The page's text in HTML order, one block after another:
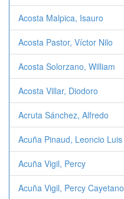
Acosta Malpica, Isauro
Acosta Pastor, Víctor Nilo
Acosta Solorzano, William
Acosta Villar, Diodoro
Acruta Sánchez, Alfredo
Acuña Pinaud, Leoncio Luis
Acuña Vigil, Percy
Acuña Vigil, Percy Cayetano